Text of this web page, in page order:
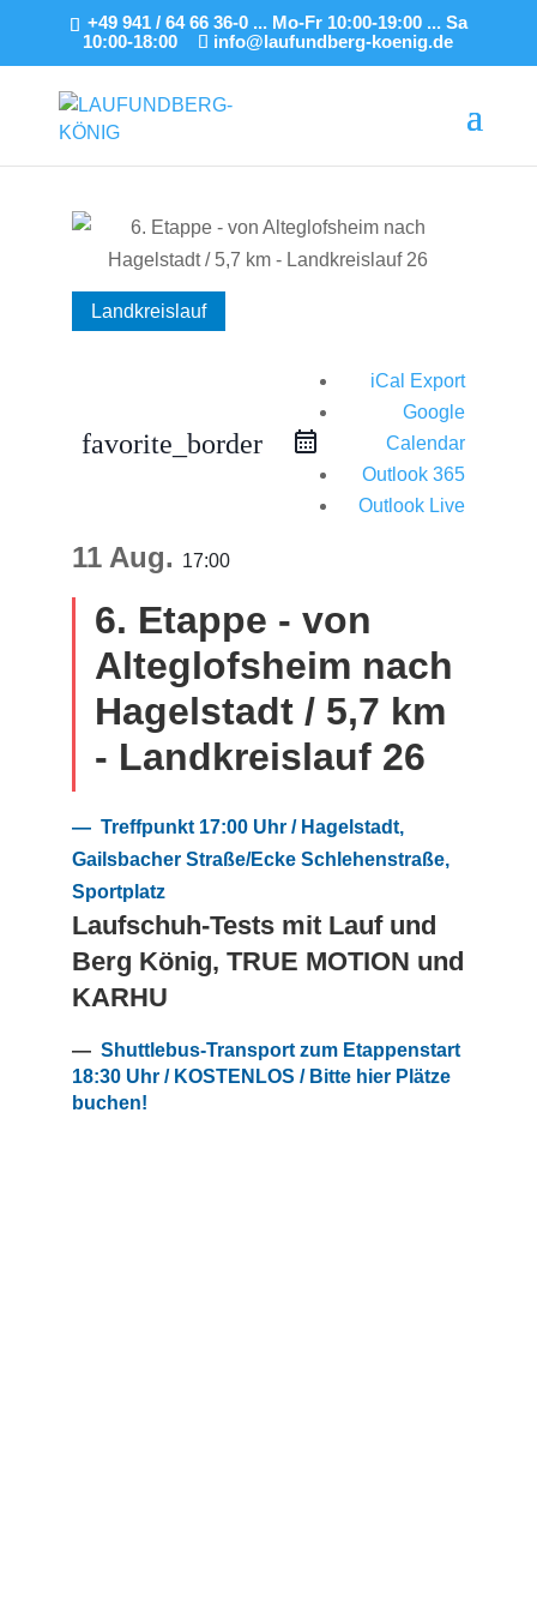
+49 941 / 64 66 36-0 ... Mo-Fr 10:00-19:00 ... Sa
10:00-18:00
info@laufundberg-koenig.de
Landkreislauf
favorite_border
iCal Export
Google
Calendar
Outlook 365
Outlook Live
11 Aug. 17:00
6. Etappe - von
Alteglofsheim nach
Hagelstadt / 5,7 km
- Landkreislauf 26
— Treffpunkt 17:00 Uhr / Hagelstadt,
Gailsbacher Straße/Ecke Schlehenstraße,
Sportplatz
Laufschuh-Tests mit Lauf und
Berg König, TRUE MOTION und
KARHU
— Shuttlebus-Transport zum Etappenstart
18:30 Uhr / KOSTENLOS / Bitte hier Plätze
buchen!